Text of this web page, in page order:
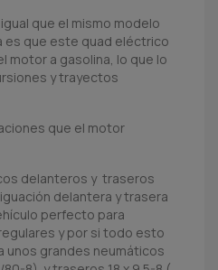
que el mismo modelo
es que este quad eléctrico
motor a gasolina, lo que lo
y trayectos
que el motor
delanteros y traseros
delantera y trasera
perfecto para
y por si todo esto
unos grandes neumáticos